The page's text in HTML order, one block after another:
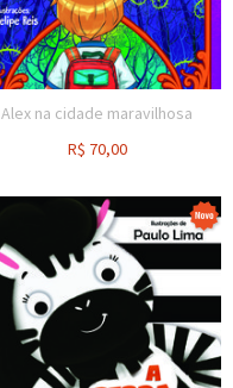
Alex na cidade maravilhosa
R$ 70,00